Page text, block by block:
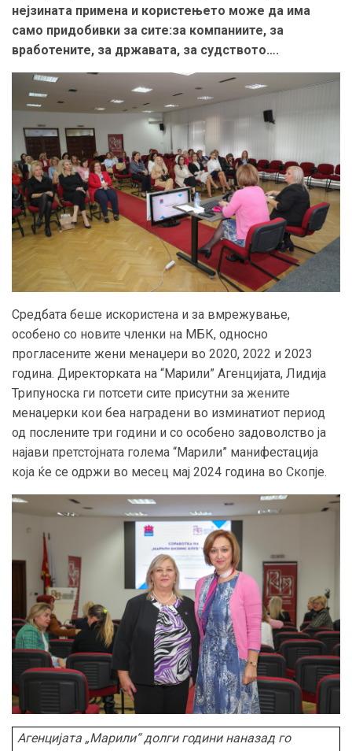
нејзината примена и користењето може да има
само придобивки за сите:за компаниите, за
вработените, за државата, за судството….
Средбата беше искористена и за вмрeжување,
особено со новите членки на МБК, односно
прогласените жени менаџери во 2020, 2022 и 2023
година. Директорката на “Марили” Агенцијата, Лидија
Трипуноска ги потсети сите присутни за жените
менаџерки кои беа наградени во изминатиот период
од послените три години и со особено задоволство ја
најави претстојната голема “Марили” манифестација
која ќе се одржи во месец мај 2024 година во Скопје.
Агенцијата„Марили“долги години наназад го